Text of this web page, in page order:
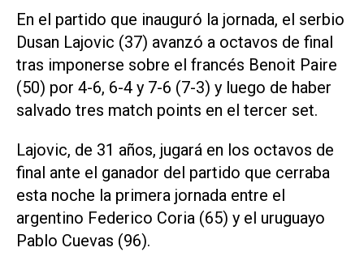
En el partido que inauguró la jornada, el serbio
Dusan Lajovic (37) avanzó a octavos de final
tras imponerse sobre el francés Benoit Paire
(50) por 4-6, 6-4 y 7-6 (7-3) y luego de haber
salvado tres match points en el tercer set.
Lajovic, de 31 años, jugará en los octavos de
final ante el ganador del partido que cerraba
esta noche la primera jornada entre el
argentino Federico Coria (65) y el uruguayo
Pablo Cuevas (96).